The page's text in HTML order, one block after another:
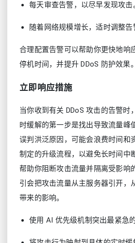
每天审查告警，以尽早发现攻击
随着网络规模增长，适时调整告
合理配置告警可以帮助你更快地响
停机时间，并提升 DDoS 防护效果。
立即响应措施
当你收到有关 DDoS 攻击的告警时
时缓解的第一步是找出导致流量峰
误判洪泛原因，可能会浪费时间和
制定的升级流程，以避免长时间中
帮助你阻断攻击流量并隔离受影响
引会把攻击流量从主服务器引开，
带来的影响。
使用 AI 优先级机制突出最紧急的